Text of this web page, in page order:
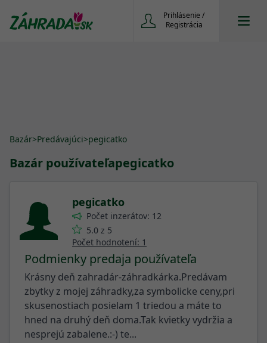
Prihlásenie /
Registrácia
Bazár>Predávajúci>pegicatko
Bazár používateľapegicatko
pegicatko
Počet inzerátov: 12
5.0 z 5
Počet hodnotení: 1
Podmienky predaja používateľa
Krásny deň zahradár-záhradkárka.Predávam
zbytky z mojej záhradky,za symbolicke ceny,pri
skusenostiach posielam 1 triedou a máte to
hned na druhý deň doma.Tak kvietky vydržia a
nesprejú zabalene.:-) te...